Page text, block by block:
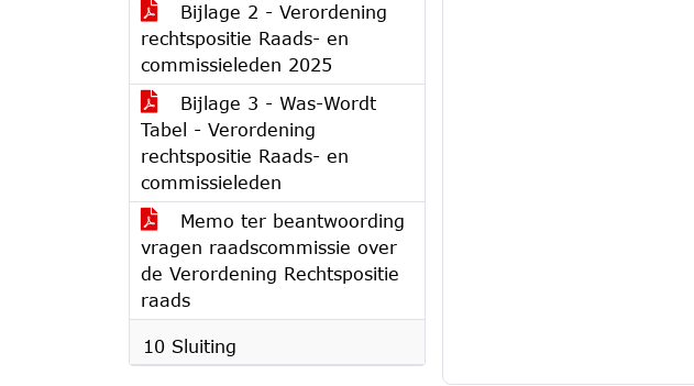
Bijlage 2 - Verordening
rechtspositie Raads- en
commissieleden 2025
Bijlage 3 - Was-Wordt
Tabel - Verordening
rechtspositie Raads- en
commissieleden
Memo ter beantwoording
vragen raadscommissie over
de Verordening Rechtspositie
raads
10 Sluiting